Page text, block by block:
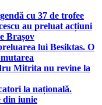
cu 37 de trofee
au preluat acțiuni
Brașov
lui Besiktas. O
Mitrita nu revine la
la națională.
din iunie